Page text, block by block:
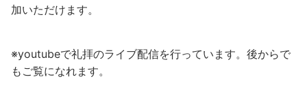
加いただけます。
※youtubeで礼拝のライブ配信を行っています。後からで
もご覧になれます。